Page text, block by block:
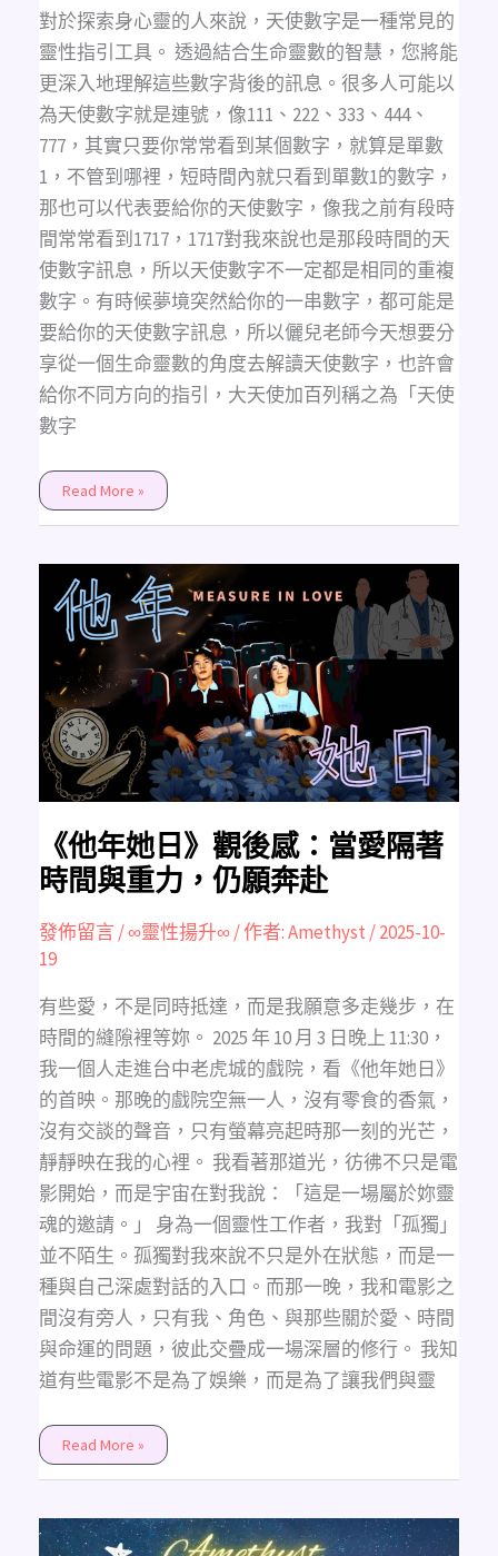
對於探索身心靈的人來說，天使數字是一種常見的
靈性指引工具。 透過結合生命靈數的智慧，您將能
更深入地理解這些數字背後的訊息。很多人可能以
為天使數字就是連號，像111、222、333、444、
777，其實只要你常常看到某個數字，就算是單數
1，不管到哪裡，短時間內就只看到單數1的數字，
那也可以代表要給你的天使數字，像我之前有段時
間常常看到1717，1717對我來說也是那段時間的天
使數字訊息，所以天使數字不一定都是相同的重複
數字。有時候夢境突然給你的一串數字，都可能是
要給你的天使數字訊息，所以儷兒老師今天想要分
享從一個生命靈數的角度去解讀天使數字，也許會
給你不同方向的指引，大天使加百列稱之為「天使
數字
運、
愛
情、
健
康、
靈
性、
人
際
關
係、
旅
行、
家
庭
Read More »
《他年她日》觀後感：當愛隔著
時間與重力，仍願奔赴
發佈留言/∞靈性揚升∞/ 作者:Amethyst /2025-10-
19
有些愛，不是同時抵達，而是我願意多走幾步，在
時間的縫隙裡等妳。 2025 年 10 月 3 日晚上 11:30，
我一個人走進台中老虎城的戲院，看《他年她日》
的首映。那晚的戲院空無一人，沒有零食的香氣，
沒有交談的聲音，只有螢幕亮起時那一刻的光芒，
靜靜映在我的心裡。 我看著那道光，彷彿不只是電
影開始，而是宇宙在對我說：「這是一場屬於妳靈
魂的邀請。」 身為一個靈性工作者，我對「孤獨」
並不陌生。孤獨對我來說不只是外在狀態，而是一
種與自己深處對話的入口。而那一晚，我和電影之
間沒有旁人，只有我、角色、與那些關於愛、時間
與命運的問題，彼此交疊成一場深層的修行。 我知
道有些電影不是為了娛樂，而是為了讓我們與靈
年
她
日》
觀
感：
當
愛
隔
著
時
間
與
重
力，
願
奔
赴
Read More »
揭
曉